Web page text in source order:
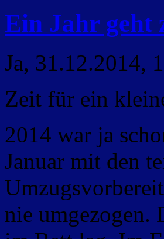
Ein Jahr geht
Ja, 31.12.2014,
Zeit für ein
2014 war ja
Januar mit den
nie umgezogen.